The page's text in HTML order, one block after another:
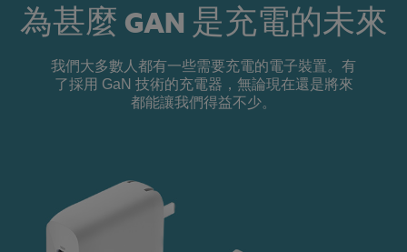
為甚麼 GAN 是充電的未來
我們大多數人都有一些需要充電的電子裝置。有
了採用 GaN 技術的充電器，無論現在還是將來
都能讓我們得益不少。